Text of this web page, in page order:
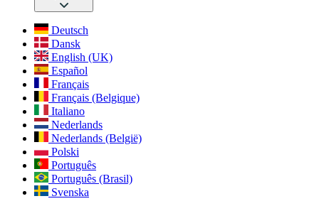
Deutsch
Dansk
English (UK)
Español
Français
Français (Belgique)
Italiano
Nederlands
Nederlands (België)
Polski
Português
Português (Brasil)
Svenska